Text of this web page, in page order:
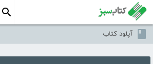
آپلود کتاب